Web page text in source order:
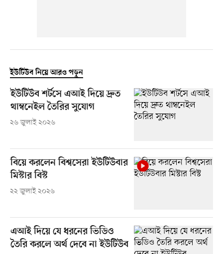
ইউটিউব নিয়ে আরও পড়ুন
ইউটিউব শর্টসে এআই দিয়ে দ্রুত
থাম্বনেইল তৈরির সুযোগ
২৬ জুলাই ২০২৬
বিয়ে করলেন বিশ্বসেরা ইউটিউবার
মিস্টার বিস্ট
২২ জুলাই ২০২৬
এআই দিয়ে যে ধরনের ভিডিও
তৈরি করলে অর্থ দেবে না ইউটিউব